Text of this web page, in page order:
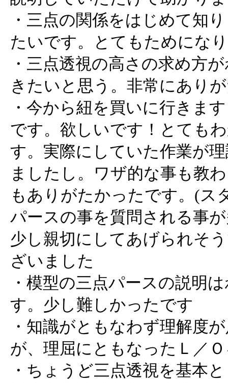
・三点の関係をはじめて知
たいです。とてもためにな
・三点透視の高さの求め方
きたいと思う。非常にあり
・今から紐を買いに行きま
です。欲しいです！とても
す。実際にしていた作業が
ましたし。ワザ的な事も教
もありがたかったです。(ス
パースの事を質問される事
少し親切にしてあげられそ
ざいました
・模型の三点パースの説明
す。少し難しかったです
・知識がともなわず理解度
が、理屈にともなったＬ／
・ちょうど三点透視を基本